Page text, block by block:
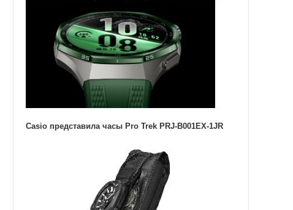
Casio представила часы Pro Trek PRJ-B001EX-1JR